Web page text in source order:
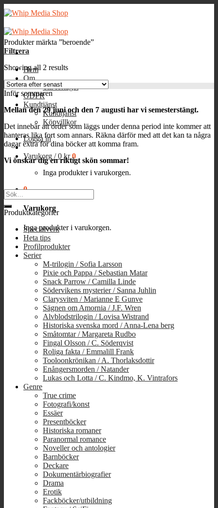
Skip
to
Hem
Om
Till förlaget
GDPR
Kundtjänst
Kundtjänst
Köpvillkor
Logga in
Varukorg /0 kr 0
Inga produkter i varukorgen.
0
Varukorg
Inga produkter i varukorgen.
Produkter märkta ”beroende”
Filtrera
Showing all 2 results
Inför sommaren
Mellan den 29 juni och den 7 augusti har vi semesterstängt.
Det innebär att order som läggs under denna period inte kommer att
hanteras lika fort som annars. Räkna därför med att det kan ta några
dagar extra för dina böcker att komma fram.
Vi önskar dig en riktigt skön sommar!
Sök
efter:
Produktkategorier
Specialverk
Heta tips
Profilprodukter
Serier
M-trilogin / Sofia Larsson
Pixie och Pappa / Sebastian Matar
Snack Parrow / Camilla Linde
Södervikens mysterier / Sanna Juhlin
Clarysviten / Marianne E Gunve
Sägnen om Amornia / J.F. Wren
Alvblodstrilogin / Lovisa Wistrand
Historiska svenska mord / Anna-Lena berg
Småtomtar / Margareta Rudbo
Fingal Olsson / C. Söderqvist
Roliga fakta / Emmalill Frank
Tooloonkrönikan / A. Thorlaksdottir
Enångersmorden / Natander
Lukas och Lotta / C. Kindmo, K. Vintrafors
Genre
True crime
Fotografi/konst
Essäer
Presentböcker
Historiska romaner
Paranormal romance
Noveller och antologier
Barnböcker
Deckare
Dokumentärbiografier
Drama
Erotik
Fackböcker/utbildning